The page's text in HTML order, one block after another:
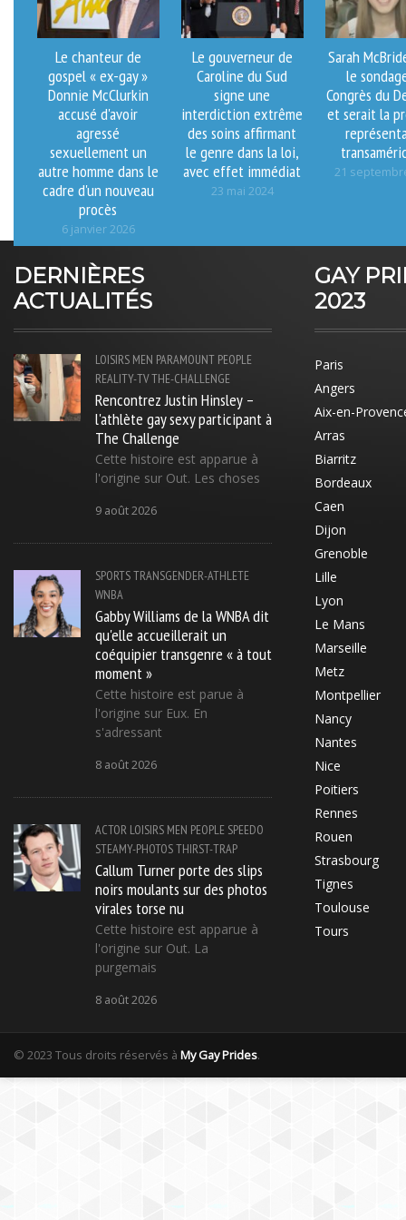
Le chanteur de
gospel « ex-gay »
Donnie McClurkin
accusé d'avoir
agressé
sexuellement un
autre homme dans le
cadre d'un nouveau
procès
6 janvier 2026
Le gouverneur de
Caroline du Sud
signe une
interdiction extrême
des soins affirmant
le genre dans la loi,
avec effet immédiat
23 mai 2024
Sarah
le
Congrès du
et serait la
21
DERNIÈRES
ACTUALITÉS
LOISIRS MEN PARAMOUNT PEOPLE
REALITY-TVTHE-CHALLENGE
Rencontrez Justin Hinsley –
l'athlète gay sexy participant à
The Challenge
Cette histoire est apparue à
l'origine sur Out. Les choses
9 août 2026
SPORTSTRANSGENDER-ATHLETE
WNBA
Gabby Williams de la WNBA dit
qu'elle accueillerait un
coéquipier transgenre « à tout
moment »
Cette histoire est parue à
l'origine sur Eux. En
s'adressant
8 août 2026
ACTOR LOISIRS MEN PEOPLE SPEEDO
STEAMY-PHOTOSTHIRST-TRAP
Callum Turner porte des slips
noirs moulants sur des photos
virales torse nu
Cette histoire est apparue à
l'origine sur Out. La
purgemais
8 août 2026
GAY
2023
Paris
Angers
Aix-en-
Arras
Biarritz
Bordeaux
Caen
Dijon
Grenoble
Lille
Lyon
Le Mans
Marseille
Metz
Montpellier
Nancy
Nantes
Nice
Poitiers
Rennes
Rouen
Strasbourg
Tignes
Toulouse
Tours
© 2023 Tous droits réservés à My Gay Prides.